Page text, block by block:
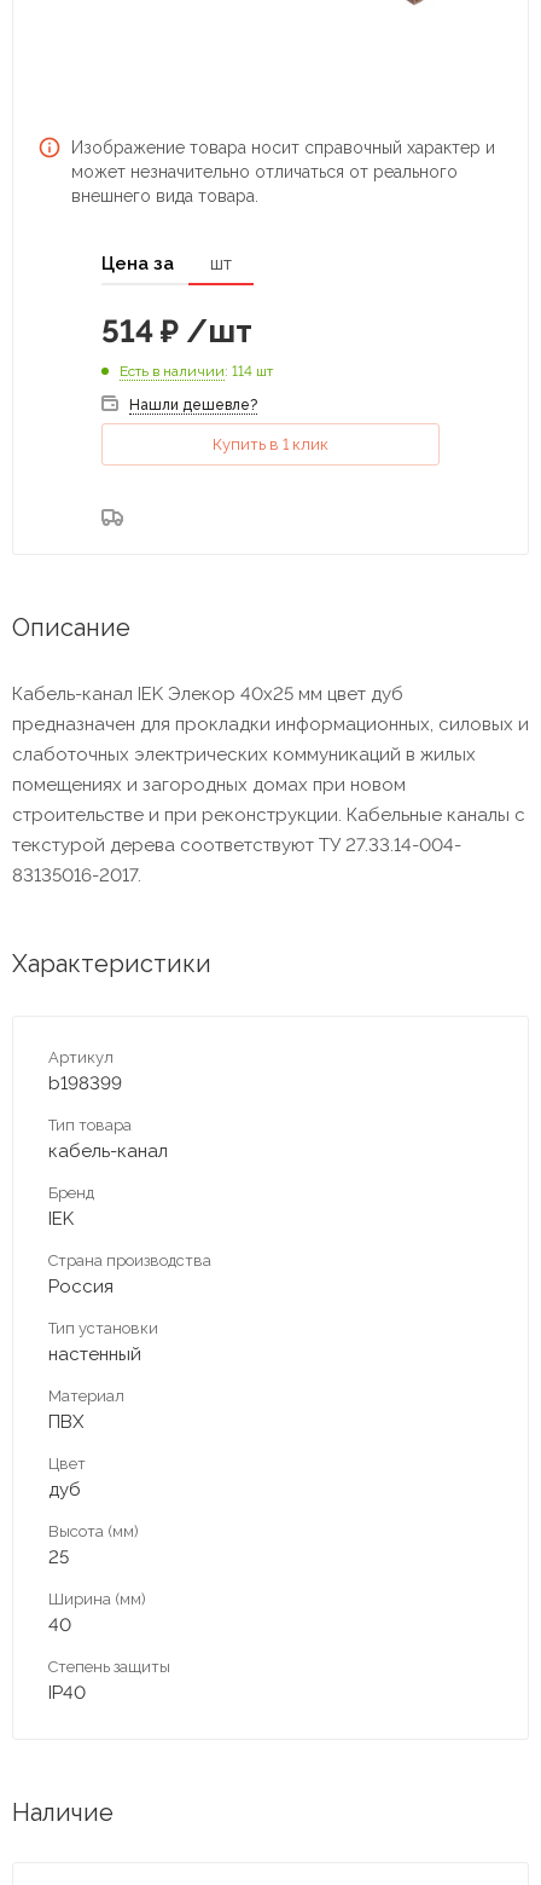
Изображение товара носит справочный характер и
может незначительно отличаться от реального
внешнего вида товара.
Цена за шт
514 ₽ /шт
Есть в наличии: 114 шт
Нашли дешевле?
Купить в 1 клик
Описание
Кабель-канал IEK Элекор 40х25 мм цвет дуб
предназначен для прокладки информационных, силовых и
слаботочных электрических коммуникаций в жилых
помещениях и загородных домах при новом
строительстве и при реконструкции. Кабельные каналы с
текстурой дерева соответствуют ТУ 27.33.14-004-
83135016-2017.
Характеристики
Артикул
b198399
Тип товара
кабель-канал
Бренд
IEK
Страна производства
Россия
Тип установки
настенный
Материал
ПВХ
Цвет
дуб
Высота (мм)
25
Ширина (мм)
40
Степень защиты
IP40
Наличие